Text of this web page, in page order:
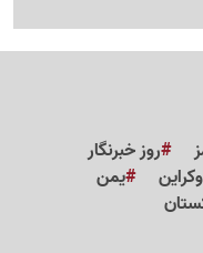
روز خبرنگار
یمن